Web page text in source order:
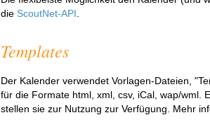
die ScoutNet-API
Templates
Der Kalender verwendet Vorlagen-Dateien,
für die Formate html, xml, csv, iCal, wap/wml.
stellen sie zur Nutzung zur Verfügung. Mehr